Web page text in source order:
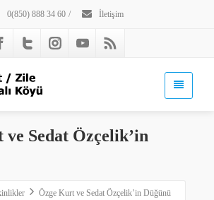
0(850) 888 34 60 / İletişim
Sedat Özçelik’in
Özge Kurt ve Sedat Özçelik’in Düğünü